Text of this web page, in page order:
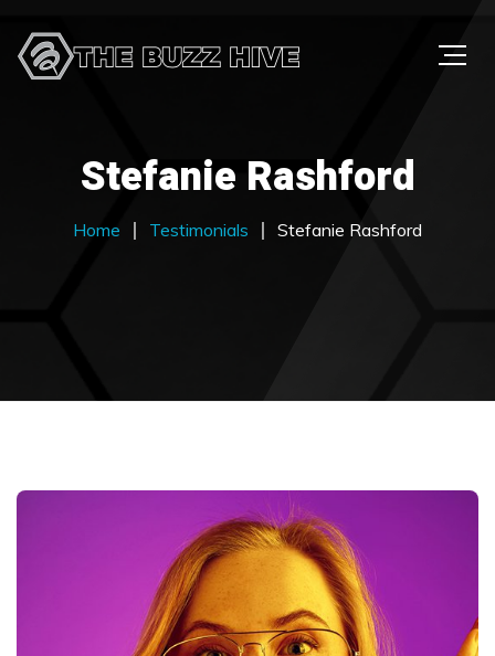
Stefanie Rashford
Home Testimonials Stefanie Rashford